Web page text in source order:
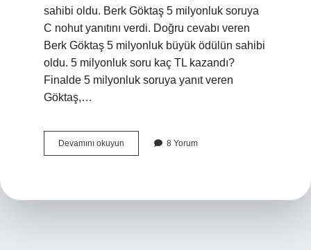
sahibi oldu. Berk Göktaş 5 milyonluk soruya
C nohut yanıtını verdi. Doğru cevabı veren
Berk Göktaş 5 milyonluk büyük ödülün sahibi
oldu. 5 milyonluk soru kaç TL kazandı?
Finalde 5 milyonluk soruya yanıt veren
Göktaş,…
Devamını okuyun
Milyonluk
8 Yorum